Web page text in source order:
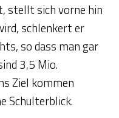
stellt sich vorne hin
schlenkert er
so dass man gar
3,5 Mio.
Ziel kommen
Schulterblick.